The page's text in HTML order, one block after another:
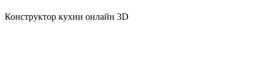
Конструктор кухни онлайн 3D